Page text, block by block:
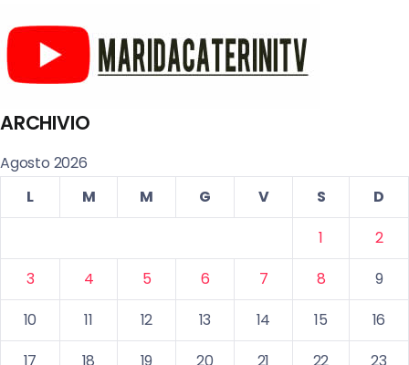
ARCHIVIO
Agosto 2026
L
M M G V S
D
1
2
3
4 5 6 7 8
9
10
11 12 13 14 15
16
17
18 19 20 21 22
23